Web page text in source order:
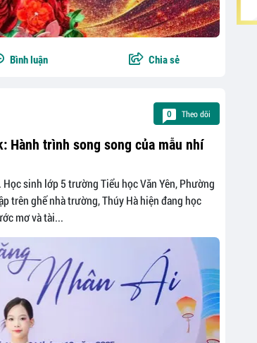
Bình luận Chia sẻ
0 Theo dõi
Hành trình song song của mẫu nhí
sinh lớp 5 trường Tiểu học Văn Yên, Phường
trên ghế nhà trường, Thúy Hà hiện đang học
mơ và tài...